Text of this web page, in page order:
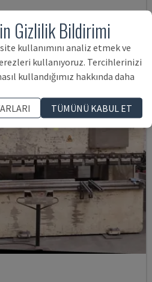
769,498 TL
Gizlilik Bildirimi
kullanımını analiz etmek ve
kullanıyoruz. Tercihlerinizi
kullandığımız hakkında daha
TÜMÜNÜ KABUL ET